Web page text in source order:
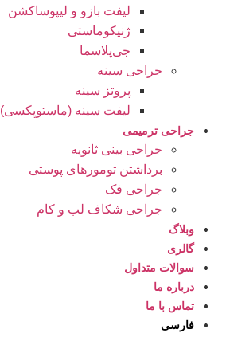
لیفت بازو و لیپوساکشن
ژنیکوماستی
جی‌پلاسما
جراحی سینه
پروتز سینه
لیفت سینه (ماستوپکسی)
جراحی ترمیمی
جراحی بینی ثانویه
برداشتن تومورهای پوستی
جراحی فک
جراحی شکاف لب و کام
وبلاگ
گالری
سوالات متداول
درباره ما
تماس با ما
فارسی